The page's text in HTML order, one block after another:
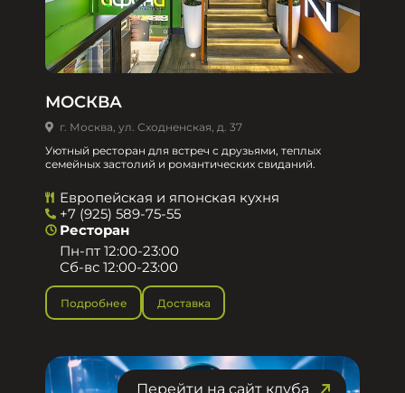
МОСКВА
г. Москва, ул. Сходненская, д. 37
Уютный ресторан для встреч с друзьями, теплых
семейных застолий и романтических свиданий.
Европейская и японская кухня
+7 (925) 589-75-55
Ресторан
Пн-пт 12:00-23:00
Сб-вс 12:00-23:00
Подробнее Доставка
Перейти на сайт клуба